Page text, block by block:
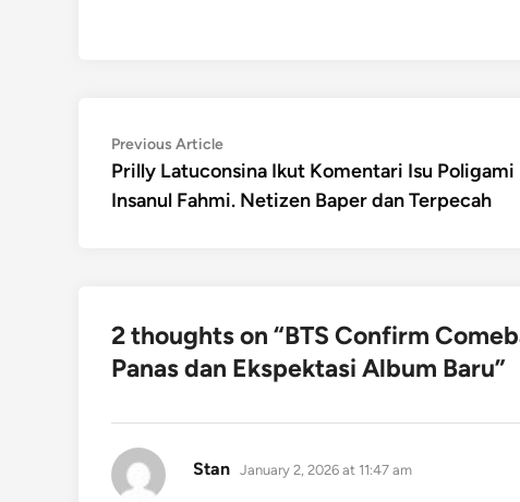
Post
navigation
Previous ArticlePrevious
article:
Prilly Latuconsina Ikut Komentari Isu Poligami
Insanul Fahmi. Netizen Baper dan Terpecah
2 thoughts on “BTS Confirm
Panas dan Ekspektasi Album Baru”
Stan says:
January 2, 2026 at 11:47 am